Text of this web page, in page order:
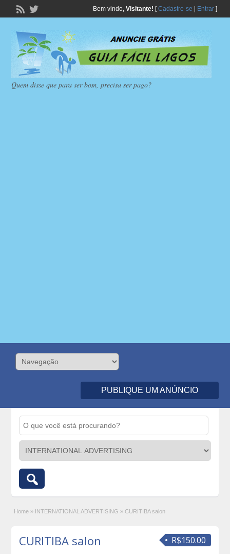
Bem vindo, Visitante! [Cadastre-se Entrar]
Quem disse que para ser bom, precisa ser pago?
PUBLIQUE UM ANÚNCIO
Home » INTERNATIONAL ADVERTISING » CURITIBA salon
R$150.00
CURITIBA salon